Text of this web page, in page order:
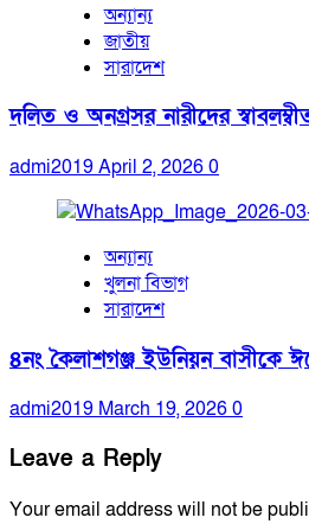
অন্যান্য
জাতীয়
সারাদেশ
দলিত ও অনগ্রসর নারীদের
admi2019April 2, 20260
অন্যান্য
খুলনা বিভাগ
সারাদেশ
৪নং কৈলাশগঞ্জ ইউনিয়ন বাসীকে
admi2019 March 19, 20260
Leave a Reply
Your email address will not be